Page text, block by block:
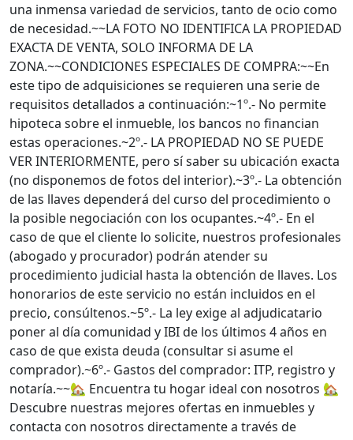
una inmensa variedad de servicios, tanto de ocio como
de necesidad.~~LA FOTO NO IDENTIFICA LA PROPIEDAD
EXACTA DE VENTA, SOLO INFORMA DE LA
ZONA.~~CONDICIONES ESPECIALES DE COMPRA:~~En
este tipo de adquisiciones se requieren una serie de
requisitos detallados a continuación:~1º.- No permite
hipoteca sobre el inmueble, los bancos no financian
estas operaciones.~2º.- LA PROPIEDAD NO SE PUEDE
VER INTERIORMENTE, pero sí saber su ubicación exacta
(no disponemos de fotos del interior).~3º.- La obtención
de las llaves dependerá del curso del procedimiento o
la posible negociación con los ocupantes.~4º.- En el
caso de que el cliente lo solicite, nuestros profesionales
(abogado y procurador) podrán atender su
procedimiento judicial hasta la obtención de llaves. Los
honorarios de este servicio no están incluidos en el
precio, consúltenos.~5º.- La ley exige al adjudicatario
poner al día comunidad y IBI de los últimos 4 años en
caso de que exista deuda (consultar si asume el
comprador).~6º.- Gastos del comprador: ITP, registro y
notaría.~~🏡 Encuentra tu hogar ideal con nosotros 🏡
Descubre nuestras mejores ofertas en inmuebles y
contacta con nosotros directamente a través de